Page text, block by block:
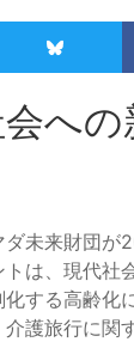
へ
未来財団が
トは、現代社
する高齢化
護旅行に関